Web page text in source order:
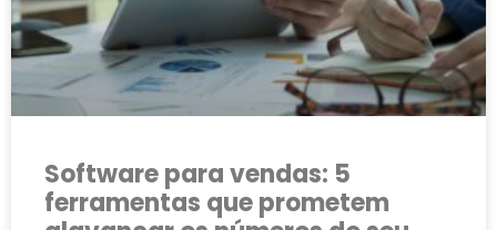
Software para vendas: 5
ferramentas que prometem